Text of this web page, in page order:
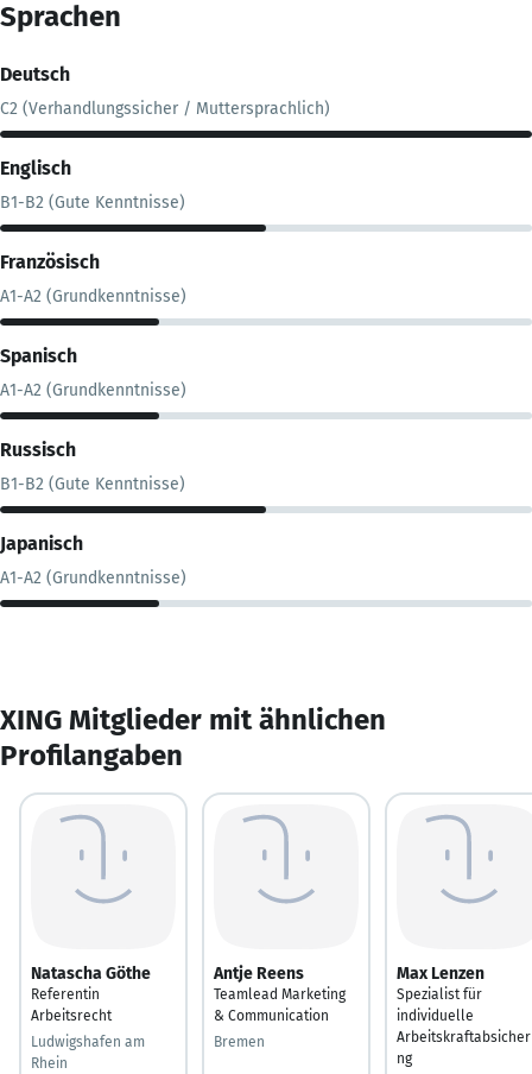
Sprachen
Deutsch
C2 (Verhandlungssicher / Muttersprachlich)
Englisch
B1-B2 (Gute Kenntnisse)
Französisch
A1-A2 (Grundkenntnisse)
Spanisch
A1-A2 (Grundkenntnisse)
Russisch
B1-B2 (Gute Kenntnisse)
Japanisch
A1-A2 (Grundkenntnisse)
XING Mitglieder mit ähnlichen
Profilangaben
Natascha Göthe
Referentin
Arbeitsrecht
Ludwigshafen am
Rhein
Antje Reens
Teamlead Marketing
& Communication
Bremen
Max Lenzen
Spezialist für
individuelle
ng